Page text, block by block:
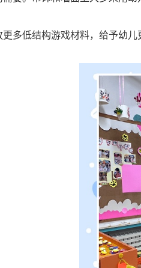
多低结构游戏材料，给予幼